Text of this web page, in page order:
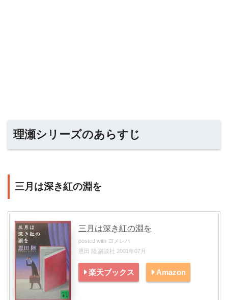
理瀬シリーズのあらすじ
三月は深き紅の淵を
三月は深き紅の淵を
posted with ヨメレバ
恩田 陸 講談社 2001年07月
楽天ブックス Amazon